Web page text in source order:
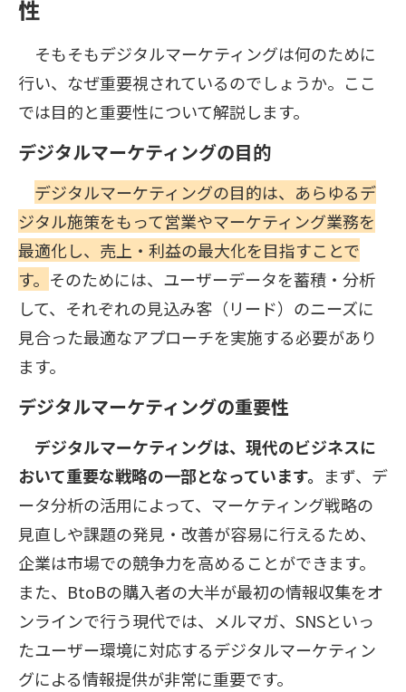
性
そもそもデジタルマーケティングは何のために
行い、なぜ重要視されているのでしょうか。ここ
では目的と重要性について解説します。
デジタルマーケティングの目的
デジタルマーケティングの目的は、あらゆるデ
ジタル施策をもって営業やマーケティング業務を
最適化し、売上・利益の最大化を目指すことで
す。 そのためには、ユーザーデータを蓄積・分析
して、それぞれの見込み客（リード）のニーズに
見合った最適なアプローチを実施する必要があり
ます。
デジタルマーケティングの重要性
デジタルマーケティングは、現代のビジネスに
おいて重要な戦略の一部となっています。 まず、デ
ータ分析の活用によって、マーケティング戦略の
見直しや課題の発見・改善が容易に行えるため、
企業は市場での競争力を高めることができます。
また、BtoBの購入者の大半が最初の情報収集をオ
ンラインで行う現代では、メルマガ、SNSといっ
たユーザー環境に対応するデジタルマーケティン
グによる情報提供が非常に重要です。